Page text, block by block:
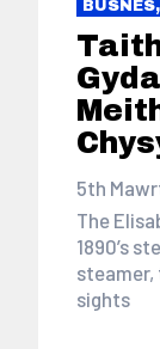
5th
The
1890’s
steamer,
sights